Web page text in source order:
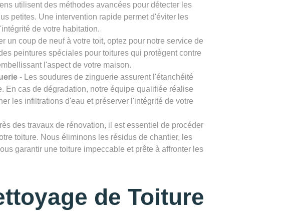
utilisent des méthodes avancées pour détecter les
petites. Une intervention rapide permet d'éviter les
de votre habitation.
un coup de neuf à votre toit, optez pour notre service de
peintures spéciales pour toitures qui protègent contre
l'aspect de votre maison.
- Les soudures de zinguerie assurent l'étanchéité
En cas de dégradation, notre équipe qualifiée réalise
les infiltrations d'eau et préserver l'intégrité de votre
des travaux de rénovation, il est essentiel de procéder
toiture. Nous éliminons les résidus de chantier, les
garantir une toiture impeccable et prête à affronter les
de Toiture